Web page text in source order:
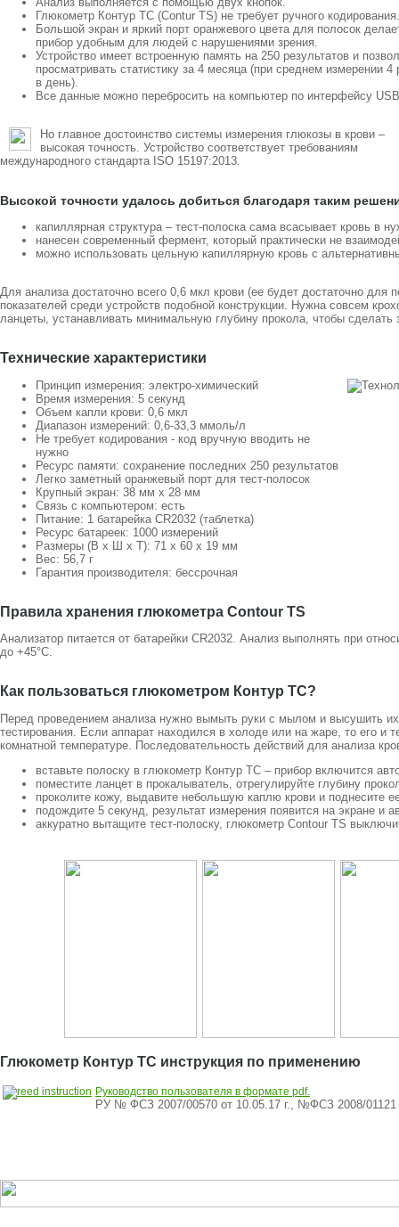
Глюкометр Контур ТС (Contur TS) не требует ручного
Большой экран и яркий порт оранжевого цвета для полосок
прибор удобным для людей с нарушениями зрения.
Устройство имеет встроенную память на 250 результатов и
просматривать статистику за 4 месяца (при среднем измерении 4
в день).
Все данные можно перебросить на компьютер по интерфейсу
Но главное достоинство системы измерения глюкозы в крови –
высокая точность. Устройство соответствует требованиям
международного стандарта ISO 15197:2013.
Высокой точности удалось добиться благодаря таким
капиллярная структура – тест-полоска сама всасывает кровь в
нанесен современный фермент, который практически не
можно использовать цельную капиллярную кровь с
Для анализа достаточно всего 0,6 мкл крови (ее будет достаточно для
показателей среди устройств подобной конструкции. Нужна совсем
ланцеты, устанавливать минимальную глубину прокола, чтобы
Технические характеристики
Принцип измерения: электро-химический
Время измерения: 5 секунд
Объем капли крови: 0,6 мкл
Диапазон измерений: 0,6-33,3 ммоль/л
Не требует кодирования - код вручную вводить не
нужно
Ресурс памяти: сохранение последних 250 результатов
Легко заметный оранжевый порт для тест-полосок
Крупный экран: 38 мм x 28 мм
Связь с компьютером: есть
Питание: 1 батарейка CR2032 (таблетка)
Ресурс батареек: 1000 измерений
Размеры (В х Ш х Т): 71 x 60 x 19 мм
Вес: 56,7 г
Гарантия производителя: бессрочная
Правила хранения глюкометра Contour TS
Анализатор питается от батарейки CR2032. Анализ выполнять при
до +45°С.
Как пользоваться глюкометром Контур ТС?
Перед проведением анализа нужно вымыть руки с мылом и высушить
тестирования. Если аппарат находился в холоде или на жаре, то его и
комнатной температуре. Последовательность действий для анализа
вставьте полоску в глюкометр Контур ТС – прибор включится
поместите ланцет в прокалыватель, отрегулируйте глубину
проколите кожу, выдавите небольшую каплю крови и поднесите
подождите 5 секунд, результат измерения появится на экране и
аккуратно вытащите тест-полоску, глюкометр Contour TS
Глюкометр Контур ТС инструкция по применению
Руководство пользователя в формате pdf.
РУ № ФСЗ 2007/00570 от 10.05.17 г., №ФСЗ 2008/01121